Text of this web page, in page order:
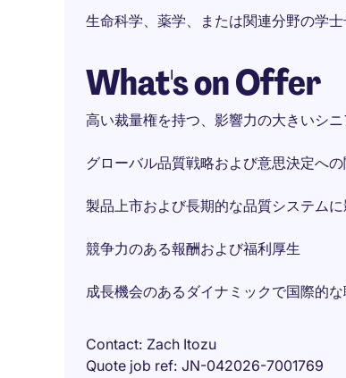
生命科学、薬学、または関連分野の学士
What's on Offer
高い裁量権を持つ、影響力の大きいシ
グローバル品質戦略および意思決定へ
製品上市および長期的な品質システム
競争力のある報酬および福利厚生
成長機会のあるダイナミックで国際的
Contact Zach Itozu
Quote job ref JN-042026-7001769